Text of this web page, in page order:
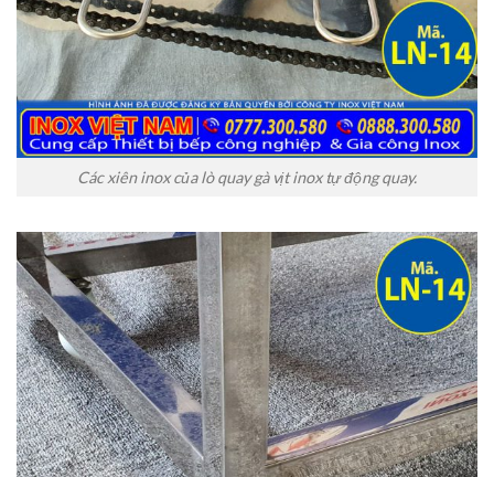
Các xiên inox của lò quay gà vịt inox tự động quay.